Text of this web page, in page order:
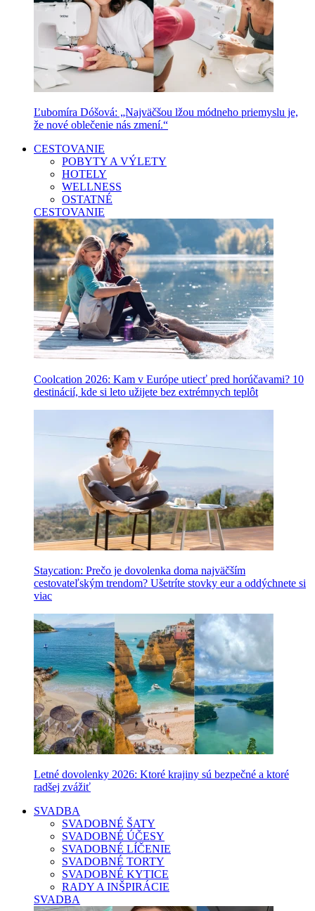
Ľubomíra Dóšová: „Najväčšou lžou módneho priemyslu je,
že nové oblečenie nás zmení.“
CESTOVANIE
POBYTY A VÝLETY
HOTELY
WELLNESS
OSTATNÉ
CESTOVANIE
Coolcation 2026: Kam v Európe utiecť pred horúčavami? 10
destinácií, kde si leto užijete bez extrémnych teplôt
Staycation: Prečo je dovolenka doma najväčším
cestovateľským trendom? Ušetríte stovky eur a oddýchnete si
viac
Letné dovolenky 2026: Ktoré krajiny sú bezpečné a ktoré
radšej zvážiť
SVADBA
SVADOBNÉ ŠATY
SVADOBNÉ ÚČESY
SVADOBNÉ LÍČENIE
SVADOBNÉ TORTY
SVADOBNÉ KYTICE
RADY A INŠPIRÁCIE
SVADBA